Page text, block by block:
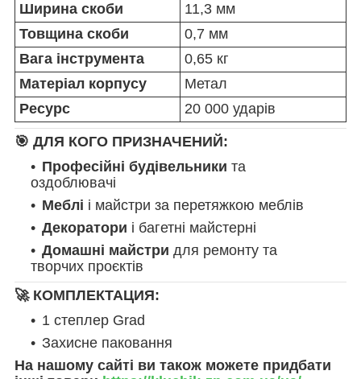
Ширина скоби
11,3 мм
Товщина скоби
0,7 мм
Вага інструмента
0,65 кг
Матеріал корпусу
Метал
Ресурс
20 000 ударів
🎯 ДЛЯ КОГО ПРИЗНАЧЕНИЙ:
Професійні будівельники та
оздоблювачі
Меблі і майстри за перетяжкою меблів
Декоратори і багетні майстерні
Домашні майстри для ремонту та
творчих проєктів
🚀 КОМПЛЕКТАЦИЯ:
1 степлер Grad
Захисне паковання
На нашому сайті ви також можете придбати